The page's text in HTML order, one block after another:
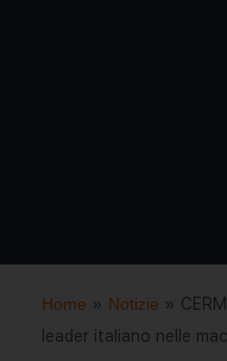
Home » Notizie »
leader italiano nelle